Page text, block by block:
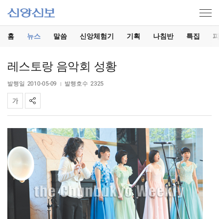
홈 뉴스 말씀 신앙체험기 기획 나침반 특집
레스토랑 음악회 성황
발행일 2010-05-09 발행호수 2325